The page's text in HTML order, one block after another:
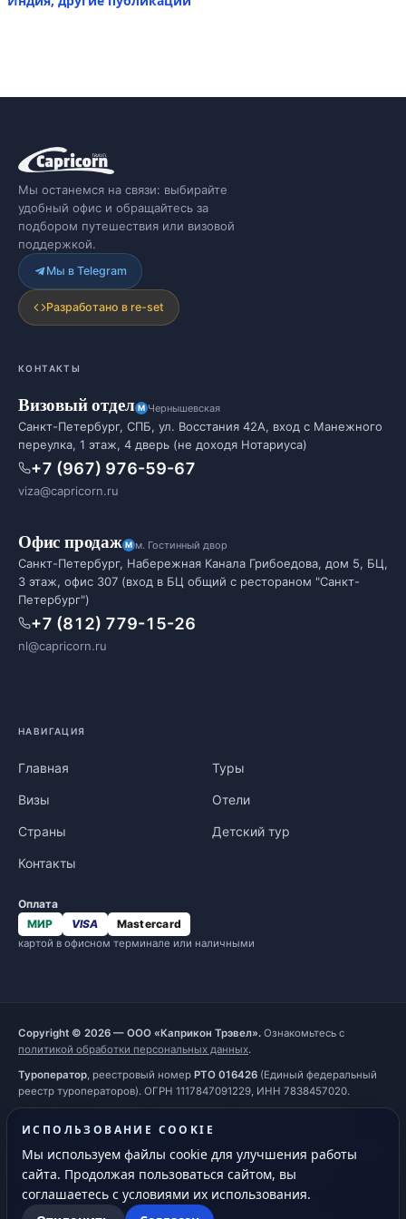
ИСПОЛЬЗОВАНИЕ COOKIE
Мы используем файлы cookie для улучшения работы
сайта. Продолжая пользоваться сайтом, вы
соглашаетесь с условиями их использования.
Мы останемся на связи: выбирайте
удобный офис и обращайтесь за
подбором путешествия или визовой
поддержкой.
Мы в Telegram
Разработано в re-set
КОНТАКТЫ
Визовый отдел Чернышевская
Санкт-Петербург, СПБ, ул. Восстания 42А, вход с Манежного
переулка, 1 этаж, 4 дверь (не доходя Нотариуса)
+7 (967) 976-59-67
viza@capricorn.ru
Офис продаж м. Гостинный двор
Санкт-Петербург, Набережная Канала Грибоедова, дом 5, БЦ,
3 этаж, офис 307 (вход в БЦ общий с рестораном "Санкт-
Петербург")
+7 (812) 779-15-26
nl@capricorn.ru
НАВИГАЦИЯ
Главная Туры
Визы Отели
Страны Детский тур
Контакты
Оплата
МИР
VISA Mastercard
картой в офисном терминале или наличными
Copyright © 2026 — ООО «Каприкон Трэвел». Ознакомьтесь с
политикой обработки персональных данных.
Туроператор, реестровый номер РТО 016426 (Единый федеральный
реестр туроператоров). ОГРН 1117847091229, ИНН 7838457020.
права. Все права защищены и охраняются законом. Запрещается
использование любых материалов сайта без письменного разрешения
правообладателя. При полном или частичном использовании
материалов гиперссылка наhttps://capricorn.ruобязательна.
Обращаем ваше внимание на то, что информация на сайте